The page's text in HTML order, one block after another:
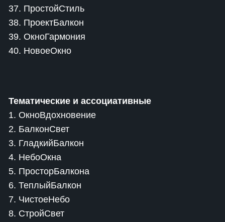
37. ПростойСтиль
38. ПроектБалкон
39. ОкноГармония
40. НовоеОкно
Тематические и ассоциативные
1. ОкноВдохновение
2. БалконСвет
3. ГладкийБалкон
4. НебоОкна
5. ПросторБалкона
6. ТеплыйБалкон
7. ЧистоеНебо
8. СтройСвет